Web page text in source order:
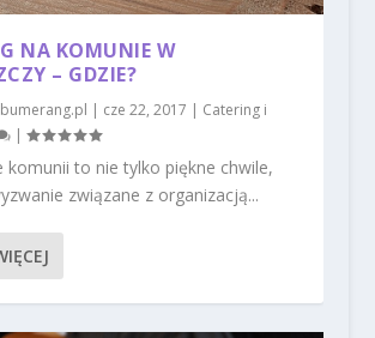
NA KOMUNIE W
– GDZIE?
| cze 22, 2017 | Catering i
|
komunii to nie tylko piękne chwile,
związane z organizacją...